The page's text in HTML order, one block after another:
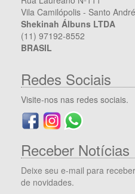
Vila Camilópolis - Santo
Shekinah Álbuns LTDA
(11) 97192-8552
BRASIL
Redes Sociais
Visite-nos nas redes sociais.
Receber Notícias
Deixe seu e-mail para
de novidades.